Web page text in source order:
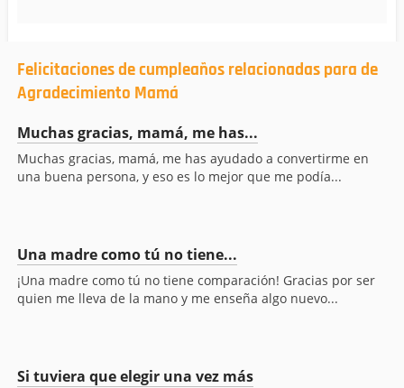
Felicitaciones de cumpleaños relacionadas para de
Agradecimiento Mamá
Muchas gracias, mamá, me has...
Muchas gracias, mamá, me has ayudado a convertirme en
una buena persona, y eso es lo mejor que me podía...
Una madre como tú no tiene...
¡Una madre como tú no tiene comparación! Gracias por ser
quien me lleva de la mano y me enseña algo nuevo...
Si tuviera que elegir una vez más